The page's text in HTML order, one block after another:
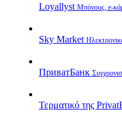
Loyallyst Μπόνους,
Sky Market
ПриватБанк
Τερματικό της